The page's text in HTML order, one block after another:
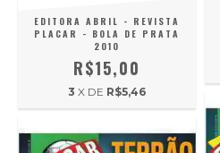
EDITORA ABRIL - REVISTA
PLACAR - BOLA DE PRATA
2010
R$15,00
3 X DE R$5,46